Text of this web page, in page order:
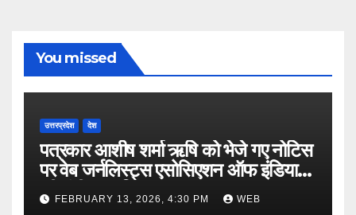
You missed
उत्तरप्रदेश देश
पत्रकार आशीष शर्मा ऋषि को भेजे गए नोटिस
पर वेब जर्नलिस्ट्स एसोसिएशन ऑफ इंडिया
की गंभीर आपत्ति
FEBRUARY 13, 2026, 4:30 PM WEB